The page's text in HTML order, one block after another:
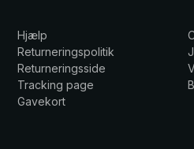
Hjælp
Returneringspolitik
Returneringsside
Tracking page
Gavekort